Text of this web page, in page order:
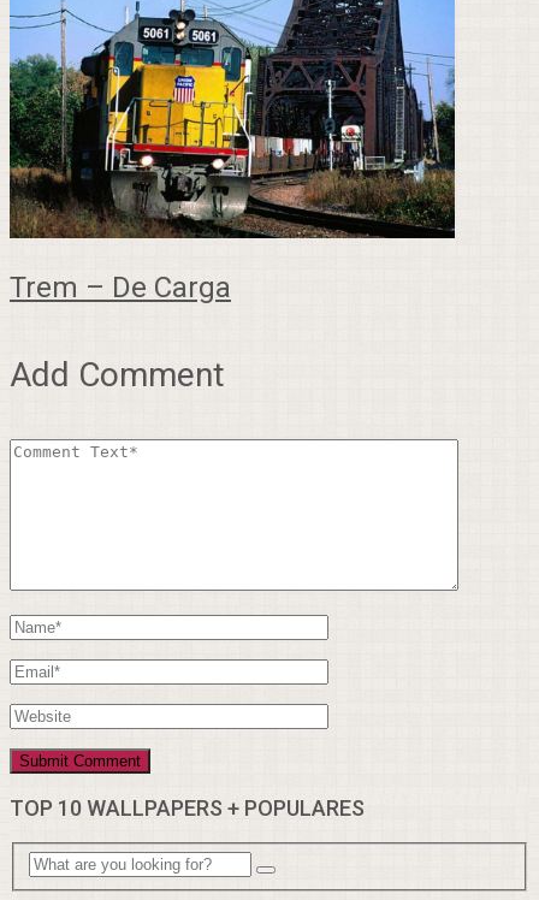
Trem – De Carga
Add Comment
TOP 10 WALLPAPERS + POPULARES